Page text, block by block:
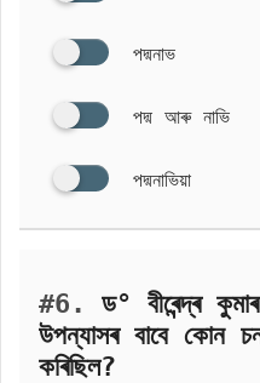
পদ্মনাভ
পদ্ম আৰু নাভি
পদ্মনাভিয়া
#6.
ড° বীৰেন্দ্ৰ
উপন্যাসৰ বাবে কোন
কৰিছিল?